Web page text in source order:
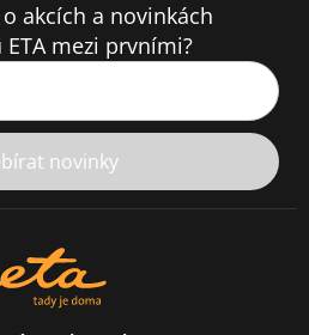
akcích a novinkách
mezi prvními?
novinky